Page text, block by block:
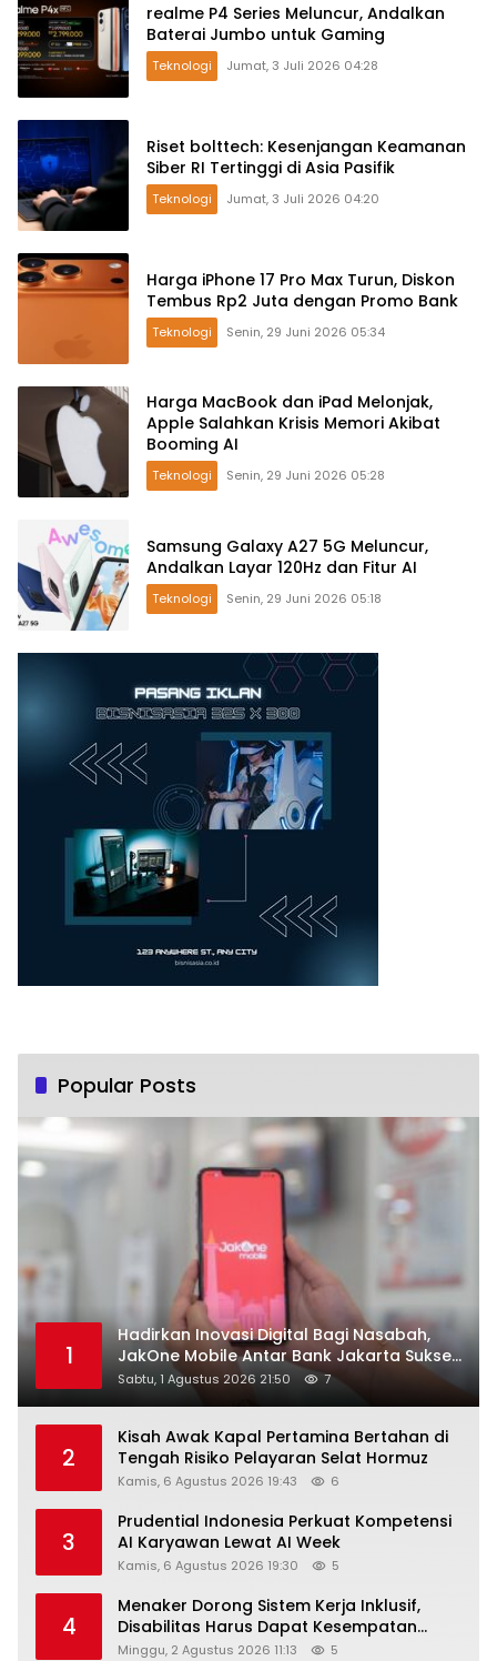
realme P4 Series Meluncur, Andalkan
Baterai Jumbo untuk Gaming
Teknologi Jumat, 3 Juli 2026 04:28
Riset bolttech: Kesenjangan Keamanan
Siber RI Tertinggi di Asia Pasifik
Teknologi Jumat, 3 Juli 2026 04:20
Harga iPhone 17 Pro Max Turun, Diskon
Tembus Rp2 Juta dengan Promo Bank
Teknologi Senin, 29 Juni 2026 05:34
Harga MacBook dan iPad Melonjak,
Apple Salahkan Krisis Memori Akibat
Booming AI
Teknologi Senin, 29 Juni 2026 05:28
Samsung Galaxy A27 5G Meluncur,
Andalkan Layar 120Hz dan Fitur AI
Teknologi Senin, 29 Juni 2026 05:18
Popular Posts
1
Hadirkan Inovasi Digital Bagi Nasabah,
JakOne Mobile Antar Bank Jakarta Sukses
Raih Digital Excellence Awards 2026
Sabtu, 1 Agustus 2026 21:50 7
2
Kisah Awak Kapal Pertamina Bertahan di
Tengah Risiko Pelayaran Selat Hormuz
Kamis, 6 Agustus 2026 19:43 6
3
Prudential Indonesia Perkuat Kompetensi
AI Karyawan Lewat AI Week
Kamis, 6 Agustus 2026 19:30 5
4
Menaker Dorong Sistem Kerja Inklusif,
Disabilitas Harus Dapat Kesempatan
Setara
Minggu, 2 Agustus 2026 11:13 5